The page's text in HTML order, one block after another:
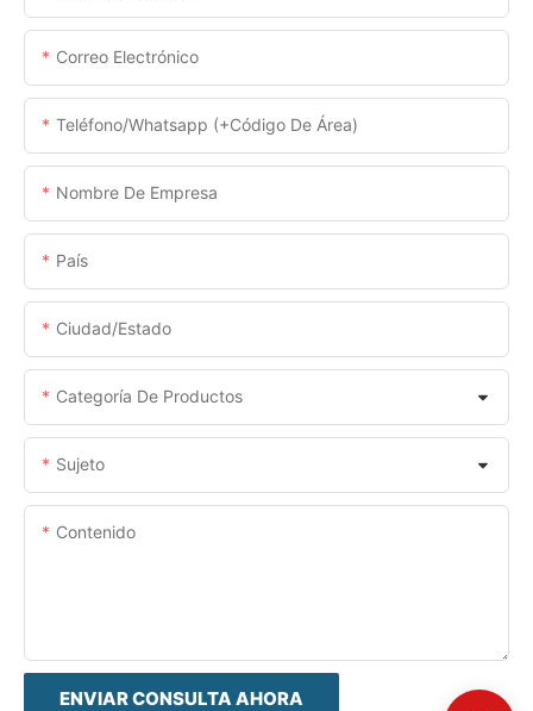
Correo Electrónico
Teléfono/whatsapp (+código De Área)
Nombre De Empresa
País
Ciudad/estado
Categoría De Productos
Sujeto
Contenido
ENVIAR CONSULTA AHORA